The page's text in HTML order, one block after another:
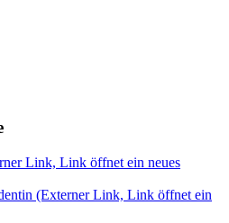
Link, Link öffnet ein neues
(Externer Link, Link öffnet ein